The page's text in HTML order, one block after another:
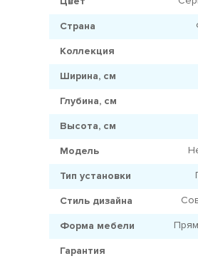
Страна
Коллекция
Ширина, см
Глубина, см
Высота, см
Модель
Тип установки
Стиль дизайна
Форма мебели
Гарантия